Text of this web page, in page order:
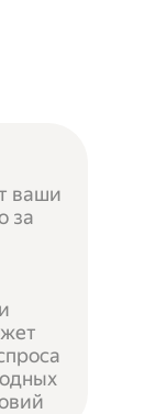
ваши
за